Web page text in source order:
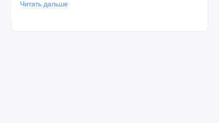
совместного использования растущих объемов
оптимизированных под RAID, с повышенной
Читать дальше